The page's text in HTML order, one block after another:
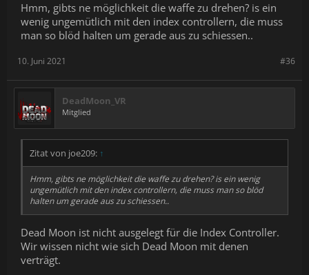
Hmm, gibts ne möglichkeit die waffe zu drehen? is ein
wenig ungemütlich mit den index controllern, die muss
man so blöd halten um gerade aus zu schiessen..
#36
10. Juni 2021
DeadMoon_VR
Mitglied
Zitat von joe209: ↑
Hmm, gibts ne möglichkeit die waffe zu drehen? is ein wenig
ungemütlich mit den index controllern, die muss man so blöd
halten um gerade aus zu schiessen..
Dead Moon ist nicht ausgelegt für die Index Controller.
Wir wissen nicht wie sich Dead Moon mit denen
verträgt.